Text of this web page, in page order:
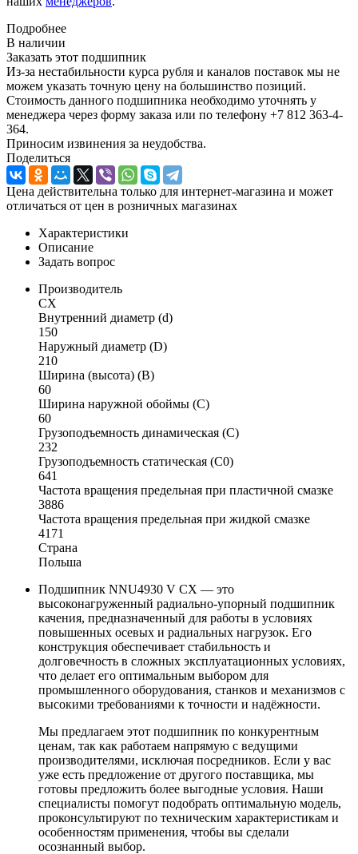
Подробнее
В наличии
Заказать этот подшипник
Из-за нестабильности курса рубля и каналов поставок мы не
можем указать точную цену на большинство позиций.
Стоимость данного подшипника необходимо уточнять у
менеджера через форму заказа или по телефону +7 812 363-4-
364.
Приносим извинения за неудобства.
Поделиться
Цена действительна только для интернет-магазина и может
отличаться от цен в розничных магазинах
Характеристики
Описание
Задать вопрос
Производитель
CX
Внутренний диаметр (d)
150
Наружный диаметр (D)
210
Ширина (высота) (B)
60
Ширина наружной обоймы (C)
60
Грузоподъемность динамическая (C)
232
Грузоподъемность статическая (C0)
641
Частота вращения предельная при пластичной смазке
3886
Частота вращения предельная при жидкой смазке
4171
Страна
Польша
Подшипник NNU4930 V CX — это
высоконагруженный радиально-упорный подшипник
качения, предназначенный для работы в условиях
повышенных осевых и радиальных нагрузок. Его
конструкция обеспечивает стабильность и
долговечность в сложных эксплуатационных условиях,
что делает его оптимальным выбором для
промышленного оборудования, станков и механизмов с
высокими требованиями к точности и надёжности.
Мы предлагаем этот подшипник по конкурентным
ценам, так как работаем напрямую с ведущими
производителями, исключая посредников. Если у вас
уже есть предложение от другого поставщика, мы
готовы предложить более выгодные условия. Наши
специалисты помогут подобрать оптимальную модель,
проконсультируют по техническим характеристикам и
особенностям применения, чтобы вы сделали
осознанный выбор.